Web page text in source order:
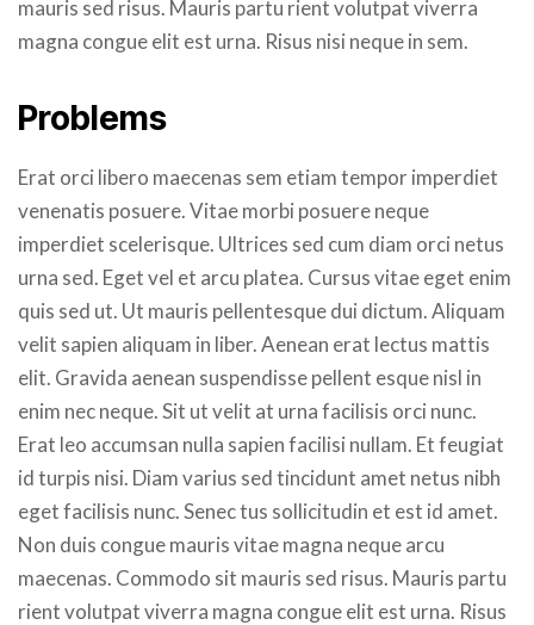
mauris sed risus. Mauris partu rient volutpat viverra
magna congue elit est urna. Risus nisi neque in sem.
Problems
Erat orci libero maecenas sem etiam tempor imperdiet
venenatis posuere. Vitae morbi posuere neque
imperdiet scelerisque. Ultrices sed cum diam orci netus
urna sed. Eget vel et arcu platea. Cursus vitae eget enim
quis sed ut. Ut mauris pellentesque dui dictum. Aliquam
velit sapien aliquam in liber. Aenean erat lectus mattis
elit. Gravida aenean suspendisse pellent esque nisl in
enim nec neque. Sit ut velit at urna facilisis orci nunc.
Erat leo accumsan nulla sapien facilisi nullam. Et feugiat
id turpis nisi. Diam varius sed tincidunt amet netus nibh
eget facilisis nunc. Senec tus sollicitudin et est id amet.
Non duis congue mauris vitae magna neque arcu
maecenas. Commodo sit mauris sed risus. Mauris partu
rient volutpat viverra magna congue elit est urna. Risus